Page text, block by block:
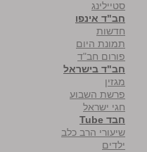
סטיילינג
חב"ד אינפו
חדשות
תמונת היום
פורום חב"ד
חב"ד בישראל
מגזין
פרשת השבוע
חגי ישראל
חבד Tube
שיעורי הרב כלב
ילדים